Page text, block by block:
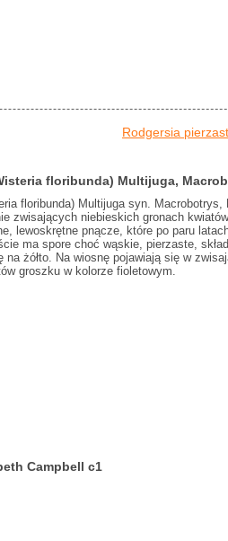
Rodgersia
floribunda) Multijuga,
floribunda) Multijuga syn. Macrobotrys,
zwisających niebieskich gronach
lewoskrętne pnącze, które po paru
ma spore choć wąskie, pierzaste,
na żółto. Na wiosnę pojawiają się w
groszku w kolorze fioletowym.
Campbell c1